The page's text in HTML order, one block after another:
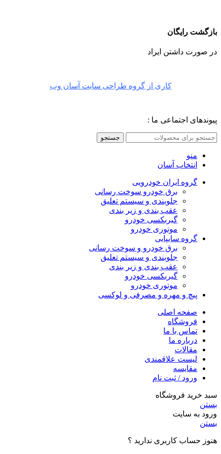
بازگشت رایگان
در صورت داشتن ایراد
کاری از گروه طراحی سایت آسان وب
پیوندهای اجتماعی ما :
جستجو
منو
انتخاب آسان
گروه ایران خودرویی
برق خودرو سوخت رسانی
جلوبندی و سیستم تعلیق
عقب بندی و زیر بندی
گیربکسی خودرو
موتوری خودرو
گروه سایپایی
برق خودرو و سوخت رسانی
جلوبندی و سیستم تعلیق
عقب بندی و زیر بندی
گیربکسی خودرو
موتوری خودرو
پیچ و مهره و مصرفی و لوکسی
صفحه اصلی
فروشگاه
تماس با ما
درباره ما
مقالات
لیست علاقمندی
مقایسه
ورود / ثبت نام
سبد خرید فروشگاه
بستن
ورود به سایت
بستن
هنوز حساب کاربری ندارید ؟